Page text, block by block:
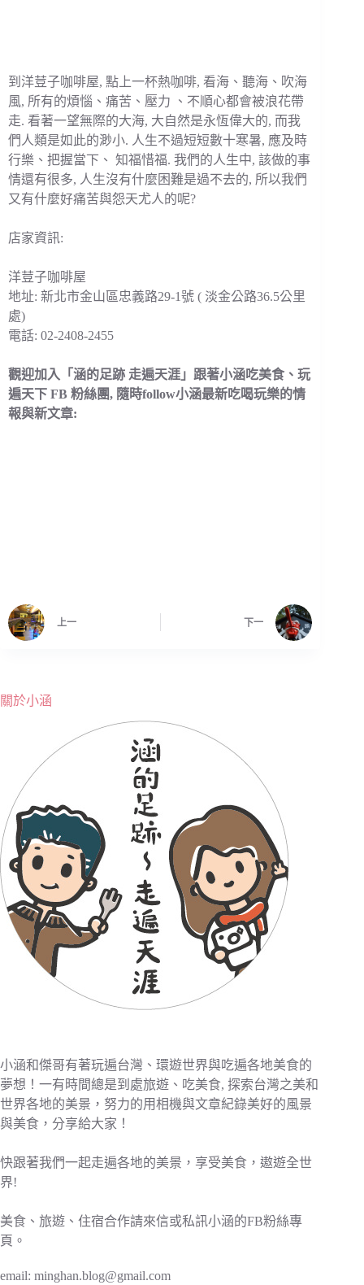
到洋荳子咖啡屋, 點上一杯熱咖啡, 看海、聽海、吹海
風, 所有的煩惱、痛苦、壓力 、不順心都會被浪花帶
走. 看著一望無際的大海, 大自然是永恆偉大的, 而我
們人類是如此的渺小. 人生不過短短數十寒暑, 應及時
行樂、把握當下、 知福惜福. 我們的人生中, 該做的事
情還有很多, 人生沒有什麼困難是過不去的, 所以我們
又有什麼好痛苦與怨天尤人的呢?
店家資訊:
洋荳子咖啡屋
地址: 新北市金山區忠義路29-1號 ( 淡金公路36.5公里
處)
電話: 02-2408-2455
觀迎加入「涵的足跡 走遍天涯」跟著小涵吃美食、玩
遍天下 FB 粉絲團, 隨時follow小涵最新吃喝玩樂的情
報與新文章:
上一 下一
關於小涵
小涵和傑哥有著玩遍台灣、環遊世界與吃遍各地美食的
夢想！一有時間總是到處旅遊、吃美食, 探索台灣之美和
世界各地的美景，努力的用相機與文章紀錄美好的風景
與美食，分享給大家！
快跟著我們一起走遍各地的美景，享受美食，遨遊全世
界!
美食、旅遊、住宿合作請來信或私訊小涵的FB粉絲專
頁。
email: minghan.blog@gmail.com